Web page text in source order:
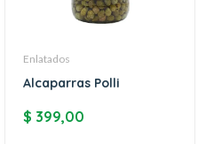
Enlatados
Alcaparras Polli
$ 399,00